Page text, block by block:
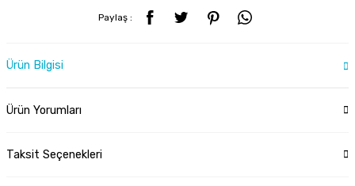
Paylaş :
Ürün Bilgisi
Ürün Yorumları
Taksit Seçenekleri